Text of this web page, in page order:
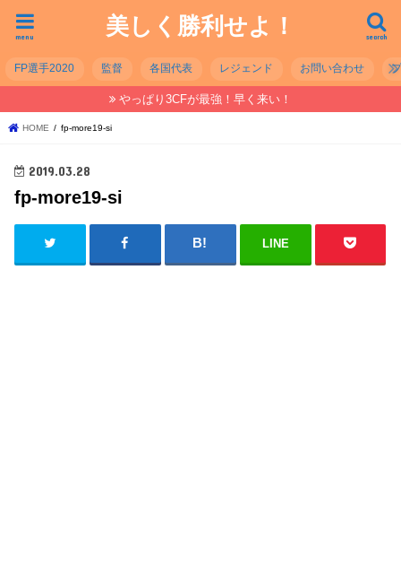
美しく勝利せよ！ search
menu
FP選手2020 監督 各国代表 レジェンド お問い合わせ
やっぱり3CFが最強！早く来い！
HOME fp-more19-si
2019.03.28
fp-more19-si
LINE